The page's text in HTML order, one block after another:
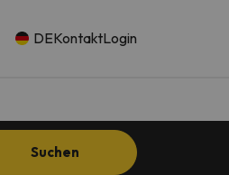
DEKontaktLogin
Suchen